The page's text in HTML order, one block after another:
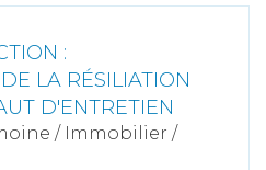
:
LA RÉSILIATION
D'ENTRETIEN
/ Immobilier /